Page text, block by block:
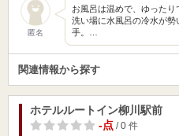
匿名
お風呂は温めで、ゆった
洗い場に水風呂の冷水が
手。…
関連情報から探す
ホテルルートイン柳川駅前
-点/ 0 件